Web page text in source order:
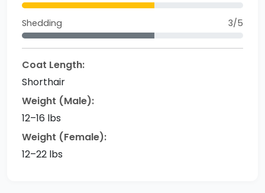
Shedding 3/5
Coat Length:
Shorthair
Weight (Male):
12–16 lbs
Weight (Female):
12–22 lbs